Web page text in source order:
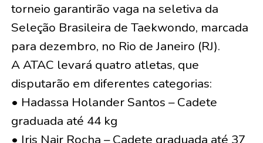
torneio garantirão vaga na seletiva da
Seleção Brasileira de Taekwondo, marcada
para dezembro, no Rio de Janeiro (RJ).
A ATAC levará quatro atletas, que
disputarão em diferentes categorias:
• Hadassa Holander Santos – Cadete
graduada até 44 kg
• Iris Nair Rocha – Cadete graduada até 37